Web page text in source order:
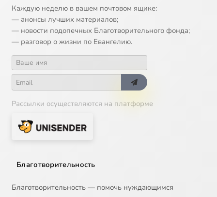
Каждую неделю в вашем почтовом ящике:
— анонсы лучших материалов;
— новости подопечных Благотворительного фонда;
— разговор о жизни по Евангелию.
Рассылки осуществляются на платформе
Благотворительность
Благотворительность — помочь нуждающимся